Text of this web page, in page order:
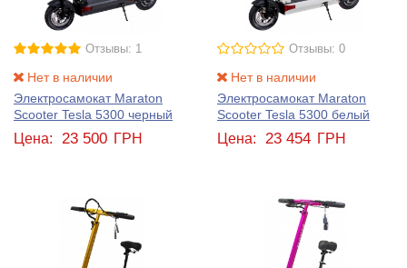
Отзывы: 1
Нет в наличии
Электросамокат Maraton
Scooter Tesla 5300 черный
Цена: 23 500 ГРН
Отзывы: 0
Нет в наличии
Электросамокат Maraton
Scooter Tesla 5300 белый
Цена: 23 454 ГРН